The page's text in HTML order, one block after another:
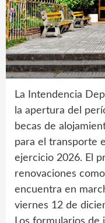
La Intendencia
la apertura del
becas de
para el transporte
ejercicio 2026. El
renovaciones
encuentra en
viernes 12 de